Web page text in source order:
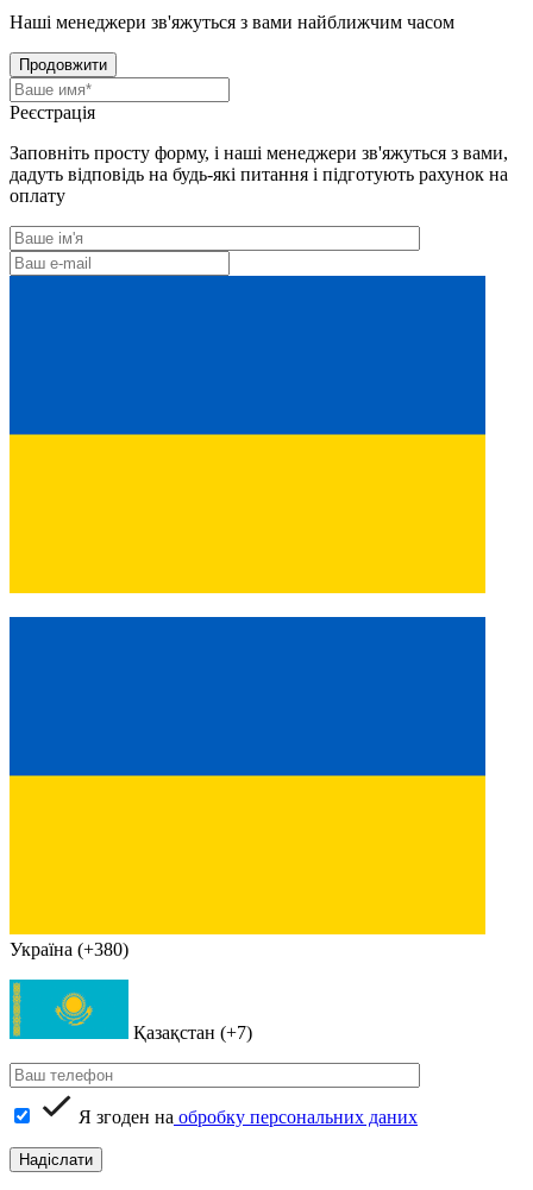
Наші менеджери зв'яжуться з вами найближчим часом
Продовжити
Реєстрація
Заповніть просту форму, і наші менеджери зв'яжуться з вами,
дадуть відповідь на будь-які питання і підготують рахунок на
оплату
Україна (+380)
Қазақстан (+7)
Я згоден на обробку персональних даних